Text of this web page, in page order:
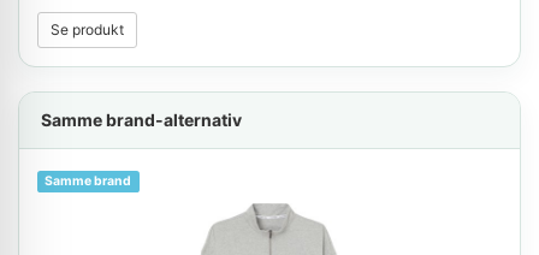
Se produkt
Samme brand-alternativ
Samme brand